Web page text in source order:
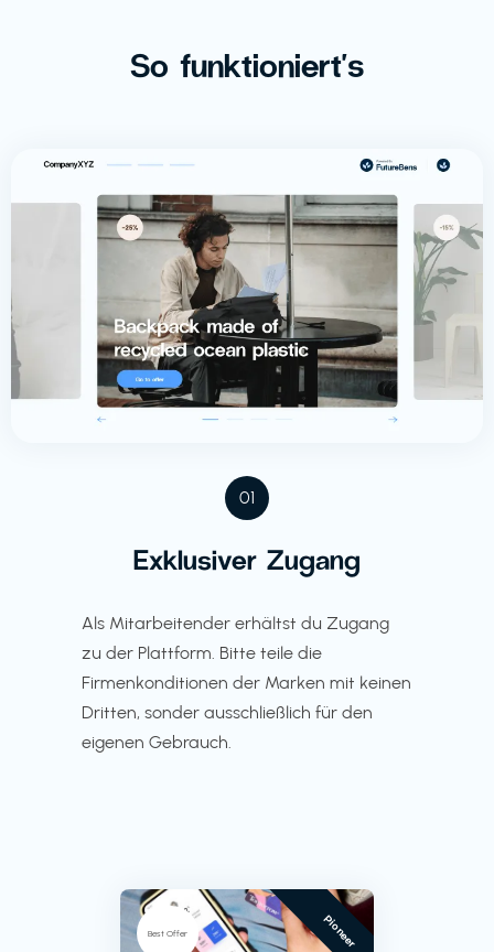
So funktioniert's
01
Exklusiver Zugang
Als Mitarbeitender erhältst du Zugang
zu der Plattform. Bitte teile die
Firmenkonditionen der Marken mit keinen
Dritten, sonder ausschließlich für den
eigenen Gebrauch.
Best Offer Pioneer